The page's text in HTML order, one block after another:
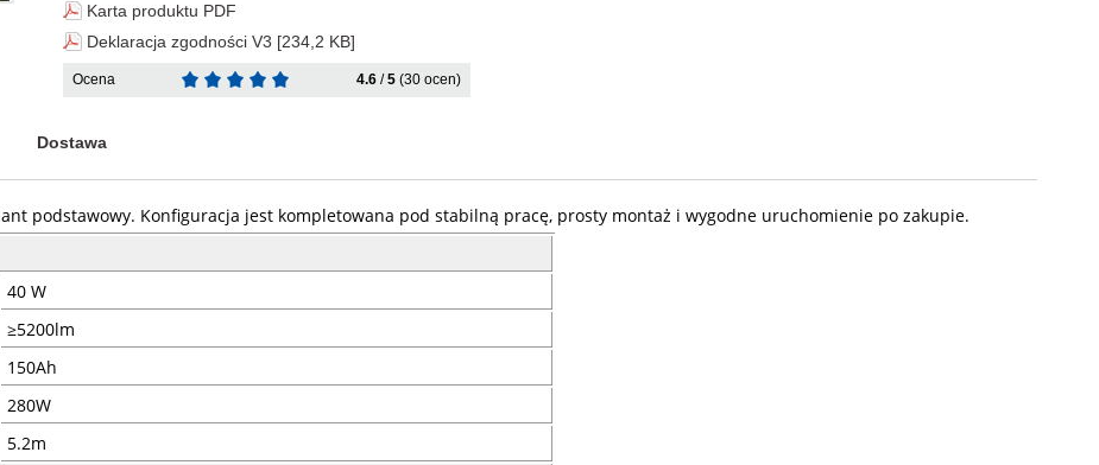
Karta produktu PDF
Deklaracja zgodności V3 [234,2 KB]
Ocena 4.6 /5 (30 ocen)
Dostawa
podstawowy. Konfiguracja jest kompletowana pod stabilną pracę, prosty montaż i wygodne uruchomienie po zakupie.
40 W
≥5200lm
150Ah
280W
5.2m